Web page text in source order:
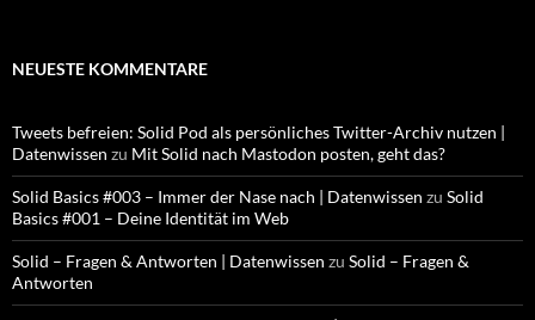
NEUESTE KOMMENTARE
Tweets befreien: Solid Pod als persönliches Twitter-Archiv nutzen |
Datenwissen zu Mit Solid nach Mastodon posten, geht das?
Solid Basics #003 – Immer der Nase nach | Datenwissen zu Solid
Basics #001 – Deine Identität im Web
Solid – Fragen & Antworten | Datenwissen zu Solid – Fragen &
Antworten